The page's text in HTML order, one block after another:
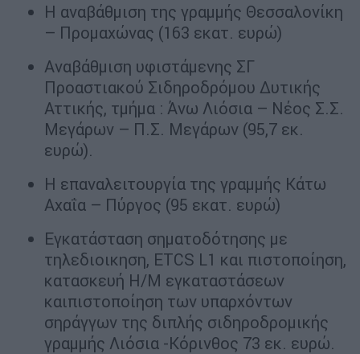
Η αναβάθμιση της γραμμής Θεσσαλονίκη
– Προμαχώνας (163 εκατ. ευρώ)
Αναβάθμιση υφιστάμενης ΣΓ
Προαστιακού Σιδηροδρόμου Δυτικής
Αττικής, τμήμα : Άνω Λιόσια – Νέος Σ.Σ.
Μεγάρων – Π.Σ. Μεγάρων (95,7 εκ.
ευρώ).
Η επαναλειτουργία της γραμμής Κάτω
Αχαΐα – Πύργος (95 εκατ. ευρώ)
Εγκατάσταση σηματοδότησης με
τηλεδιοικηση, ETCS L1 και πιστοποίηση,
κατασκευή Η/Μ εγκαταστάσεων
καιπιστοποίηση των υπαρχόντων
σηράγγων της διπλής σιδηροδρομικής
γραμμής Λιόσια -Κόρινθος 73 εκ. ευρώ.